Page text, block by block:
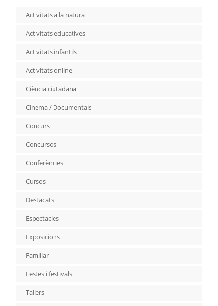
Activitats a la natura
Activitats educatives
Activitats infantils
Activitats online
Ciència ciutadana
Cinema / Documentals
Concurs
Concursos
Conferències
Cursos
Destacats
Espectacles
Exposicions
Familiar
Festes i festivals
Tallers